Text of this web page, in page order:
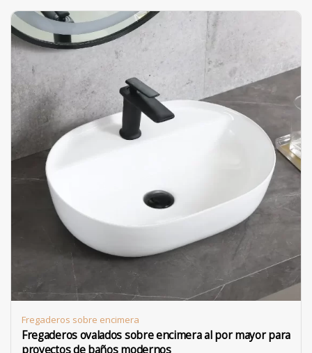
Fregaderos sobre encimera
Fregaderos ovalados sobre encimera al por mayor para
proyectos de baños modernos